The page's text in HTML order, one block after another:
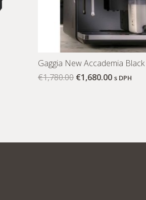
Gaggia New Accademia
€1,780.00 €1,680.00 s DPH